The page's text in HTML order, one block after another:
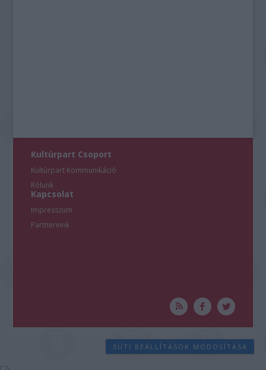
Kultúrpart Csoport
Kultúrpart Kommunikáció
Rólunk
Kapcsolat
Impresszum
Partnereink
SÜTI BEÁLLÍTÁSOK MÓDOSÍTÁSA